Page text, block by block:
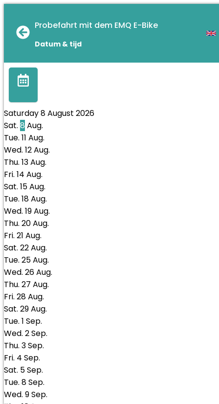
Probefahrt mit dem EMQ E-Bike
Datum & tijd
Saturday 8 August 2026
Sat. 8 Aug.
Tue. 11 Aug.
Wed. 12Aug.
Thu. 13Aug.
Fri. 14 Aug.
Sat. 15Aug.
Tue. 18Aug.
Wed. 19Aug.
Thu. 20Aug.
Fri. 21 Aug.
Sat. 22Aug.
Tue. 25Aug.
Wed. 26Aug.
Thu. 27 Aug.
Fri. 28Aug.
Sat. 29Aug.
Tue. 1 Sep.
Wed. 2Sep.
Thu. 3Sep.
Fri. 4 Sep.
Sat. 5Sep.
Tue. 8Sep.
Wed. 9Sep.